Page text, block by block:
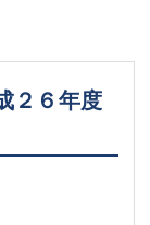
２６年度